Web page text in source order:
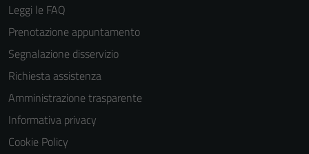
Leggi le FAQ
Prenotazione appuntamento
Segnalazione disservizio
Richiesta assistenza
Amministrazione trasparente
Informativa privacy
Cookie Policy